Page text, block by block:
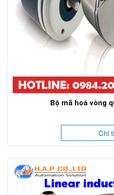
Bộ mã hoá vòng
Chi